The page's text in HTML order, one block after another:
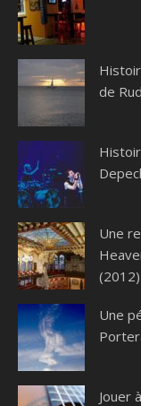
de
Une
(2012)
Une
Jouer